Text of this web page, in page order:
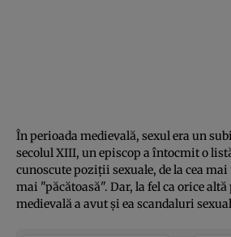
În perioada medievală, sexul era un
secolul XIII, un episcop a întocmit o
cunoscute poziţii sexuale, de la cea mai
mai "păcătoasă". Dar, la fel ca orice
medievală a avut şi ea scandaluri